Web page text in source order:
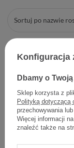
Sortuj po nazwie
Konfiguracja
Dbamy o
Sklep korzysta z
Polityką dotyczącą
przechowywania
Więcej informacji
znaleźć także na